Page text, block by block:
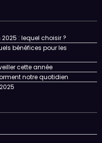
bénéfices pour les
cette année
notre quotidien